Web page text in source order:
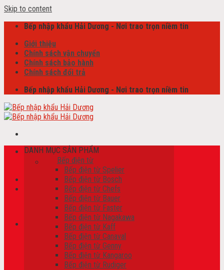
Skip to content
Bếp nhập khẩu Hải Dương - Nơi trao trọn niềm tin
Giới thiệu
Chính sách vận chuyển
Chính sách bảo hành
Chính sách đổi trả
Bếp nhập khẩu Hải Dương - Nơi trao trọn niềm tin
Tìm kiếm:
Giỏ hàng /0₫
Chưa có sản phẩm trong giỏ hàng.
Chưa có sản phẩm trong giỏ hàng.
DANH MỤC SẢN PHẨM
Bếp điện từ
Bếp điện từ Spelier
Bếp điện từ Bosch
Bếp điện từ Chefs
Bếp điện từ Bauer
Bếp điện từ Faster
Bếp điện từ Nagakawa
Bếp điện từ Kaff
Bếp điện từ Canaval
Bếp điện từ Genny
Bếp điện từ Kangaroo
Bếp điện từ Rudiger